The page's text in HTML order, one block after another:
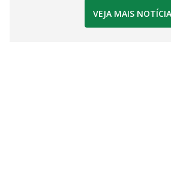
VEJA MAIS